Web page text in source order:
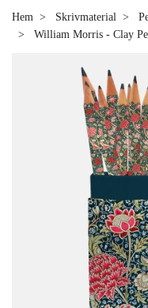
Hem Skrivmaterial
William Morris - Clay